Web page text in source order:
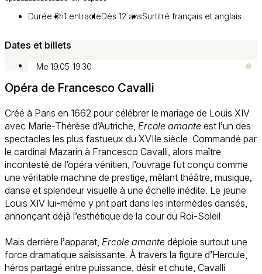
Durée 3h1 entracteDès 12 ansSurtitré français et anglais
Dates et billets
Me 19.05 19:30
Opéra de Francesco Cavalli
Créé à Paris en 1662 pour célébrer le mariage de Louis XIV
avec Marie-Thérèse d’Autriche, Ercole amante est l’un des
spectacles les plus fastueux du XVIIe siècle. Commandé par
le cardinal Mazarin à Francesco Cavalli, alors maître
incontesté de l’opéra vénitien, l’ouvrage fut conçu comme
une véritable machine de prestige, mêlant théâtre, musique,
danse et splendeur visuelle à une échelle inédite. Le jeune
Louis XIV lui-même y prit part dans les intermèdes dansés,
annonçant déjà l’esthétique de la cour du Roi-Soleil.
Mais derrière l’apparat, Ercole amante déploie surtout une
force dramatique saisissante. À travers la figure d’Hercule,
héros partagé entre puissance, désir et chute, Cavalli